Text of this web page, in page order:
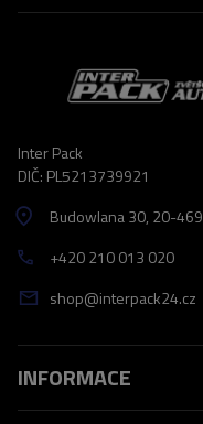
Inter Pack
DIČ: PL5213739921
Budowlana 30, 20-469
+420 210 013 020
shop@interpack24.cz
INFORMACE